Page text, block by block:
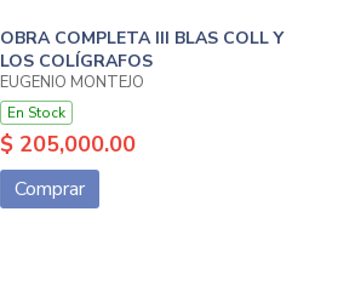
OBRA COMPLETA III BLAS COLL Y
LOS COLÍGRAFOS
EUGENIO MONTEJO
En Stock
$ 205,000.00
Comprar